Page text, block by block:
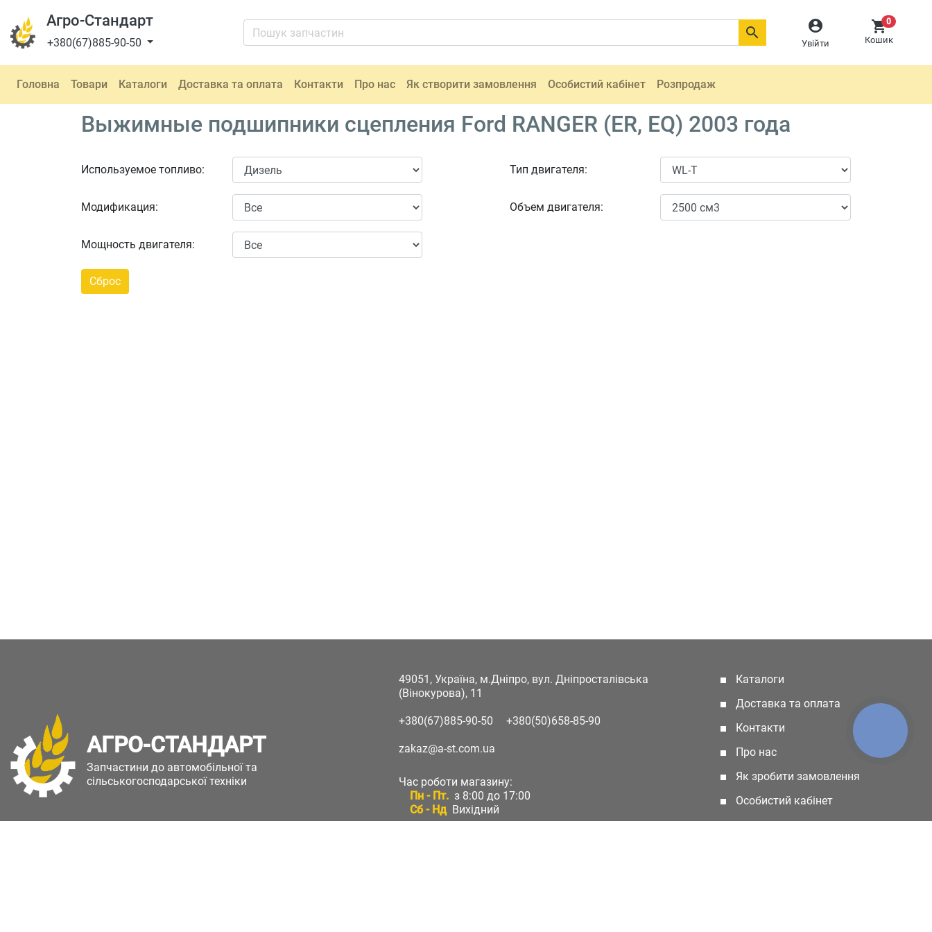
Агро-Стандарт
+380(67)885-90-50

Увійти
0
Кошик

Головна Товари Каталоги Доставка та оплата Контакти Про нас Як створити замовлення Особистий кабінет Розпродаж
Выжимные подшипники сцепления Ford RANGER (ER, EQ) 2003 года
Используемое топливо:
Модификация:
Мощность двигателя:
Тип двигателя:
Объем двигателя:
АГРО-СТАНДАРТ
Запчастини до автомобільної та
сільськогосподарської техніки
49051, Україна, м.Дніпро, вул. Дніпросталівська
(Вінокурова), 11
+380(67)885-90-50 +380(50)658-85-90
zakaz@a-st.com.ua
Час роботи магазину:
Пн - Пт. з 8:00 до 17:00
Сб - Нд Вихідний
Каталоги
Доставка та оплата
Контакти
Про нас
Як зробити замовлення
Особистий кабінет